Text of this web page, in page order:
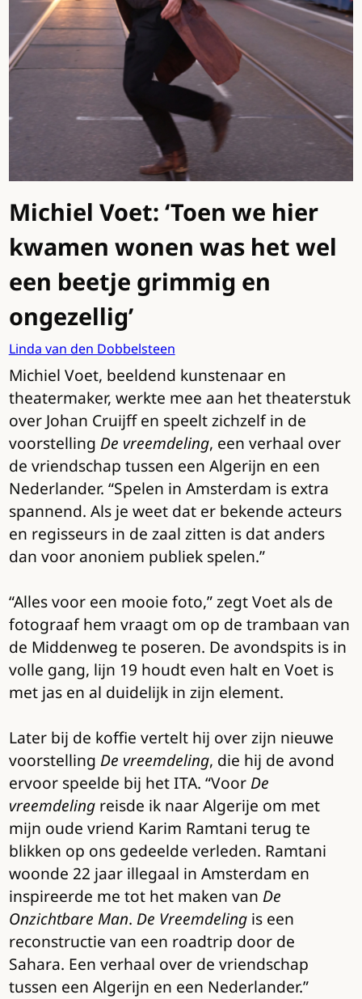
Michiel Voet: ‘Toen we hier
kwamen wonen was het wel
een beetje grimmig en
ongezellig’
Linda van den Dobbelsteen
Michiel Voet, beeldend kunstenaar en
theatermaker, werkte mee aan het theaterstuk
over Johan Cruijff en speelt zichzelf in de
voorstelling De vreemdeling, een verhaal over
de vriendschap tussen een Algerijn en een
Nederlander. “Spelen in Amsterdam is extra
spannend. Als je weet dat er bekende acteurs
en regisseurs in de zaal zitten is dat anders
dan voor anoniem publiek spelen.”
“Alles voor een mooie foto,” zegt Voet als de
fotograaf hem vraagt om op de trambaan van
de Middenweg te poseren. De avondspits is in
volle gang, lijn 19 houdt even halt en Voet is
met jas en al duidelijk in zijn element.
Later bij de koffie vertelt hij over zijn nieuwe
voorstelling De vreemdeling, die hij de avond
ervoor speelde bij het ITA. “VoorDe
vreemdelingreisde ik naar Algerije om met
mijn oude vriend Karim Ramtani terug te
blikken op ons gedeelde verleden. Ramtani
woonde 22 jaar illegaal in Amsterdam en
inspireerde me tot het maken van De
Onzichtbare Man. De Vreemdelingis een
reconstructie van een roadtrip door de
Sahara. Een verhaal over de vriendschap
tussen een Algerijn en een Nederlander.”